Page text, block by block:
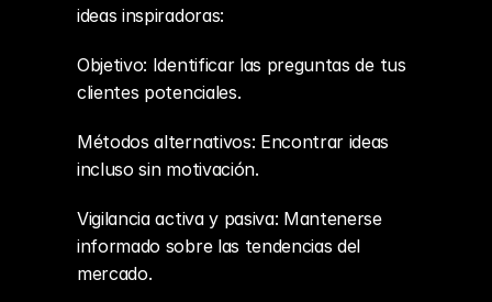
ideas inspiradoras:
Objetivo: Identificar las preguntas de tus
clientes potenciales.
Métodos alternativos: Encontrar ideas
incluso sin motivación.
Vigilancia activa y pasiva: Mantenerse
informado sobre las tendencias del
mercado.